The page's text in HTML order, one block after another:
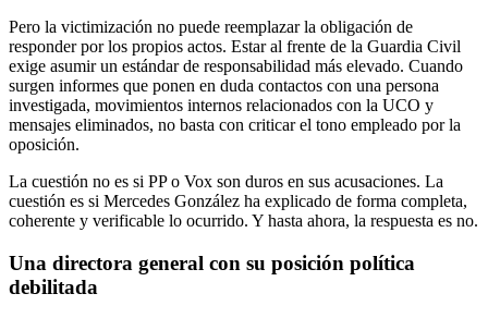
Pero la victimización no puede reemplazar la obligación de
responder por los propios actos. Estar al frente de la Guardia Civil
exige asumir un estándar de responsabilidad más elevado. Cuando
surgen informes que ponen en duda contactos con una persona
investigada, movimientos internos relacionados con la UCO y
mensajes eliminados, no basta con criticar el tono empleado por la
oposición.
La cuestión no es si PP o Vox son duros en sus acusaciones. La
cuestión es si Mercedes González ha explicado de forma completa,
coherente y verificable lo ocurrido. Y hasta ahora, la respuesta es no.
Una directora general con su posición política
debilitada